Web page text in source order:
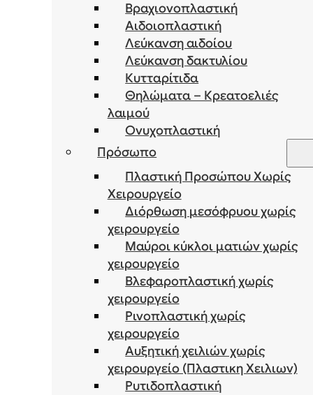
Bραχιονοπλαστική
Αιδοιοπλαστική
Λεύκανση αιδοίου
Λεύκανση δακτυλίου
Κυτταρίτιδα
Θηλώματα – Κρεατοελιές
λαιμού
Ονυχοπλαστική
Πρόσωπο
Πλαστική Προσώπου Χωρίς
Χειρουργείο
Διόρθωση μεσόφρυου χωρίς
χειρουργείο
Μαύροι κύκλοι ματιών χωρίς
χειρουργείο
Βλεφαροπλαστική χωρίς
χειρουργείο
Ρινοπλαστική χωρίς
χειρουργείο
Αυξητική χειλιών χωρίς
χειρουργείο (Πλαστικη Χειλιων)
Ρυτιδοπλαστική